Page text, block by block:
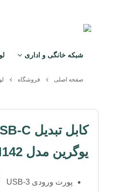
شبکه خانگی و اداری
صفحه اصلی فروشگاه
یوگرین مدل MM142 کد 50570
پورت ورودی USB-3